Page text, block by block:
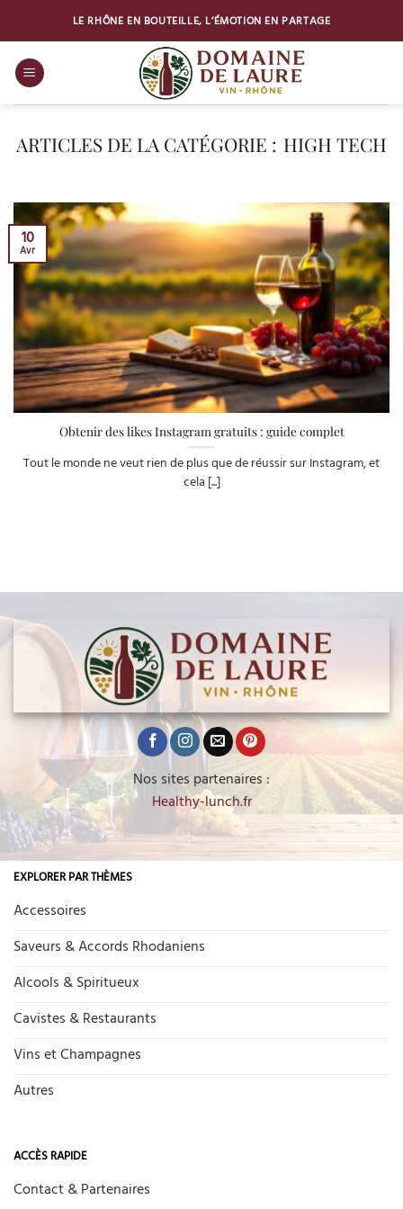
contenu
LE RHÔNE EN BOUTEILLE, L’ÉMOTION EN PARTAGE
HIGH TECH
Obtenir des likes Instagram gratuits : guide complet
Tout le monde ne veut rien de plus que de réussir sur Instagram, et
cela [...]
10
Avr
Nos sites partenaires :
Healthy-lunch.fr
EXPLORER PAR THÈMES
Accessoires
Saveurs & Accords Rhodaniens
Alcools & Spiritueux
Cavistes & Restaurants
Vins et Champagnes
Autres
ACCÈS RAPIDE
Contact & Partenaires